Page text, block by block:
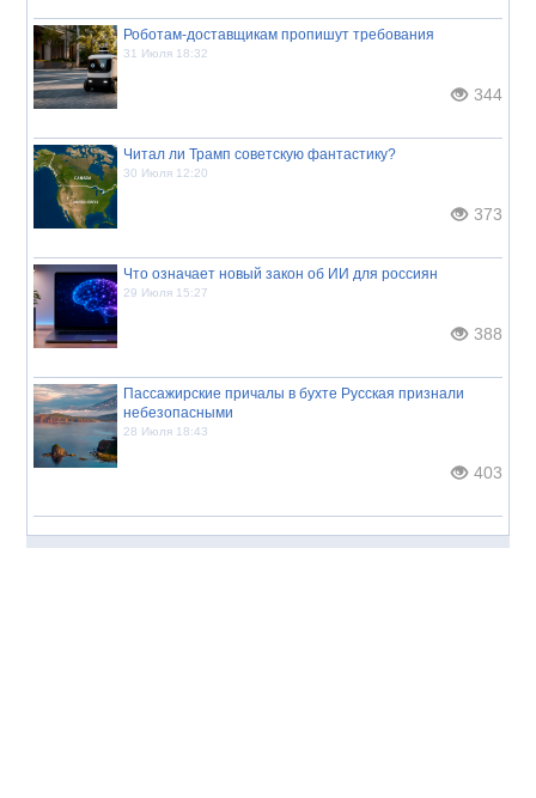
Роботам-доставщикам пропишут требования
31 Июля 18:32
344
Читал ли Трамп советскую фантастику?
30 Июля 12:20
373
Что означает новый закон об ИИ для россиян
29 Июля 15:27
388
Пассажирские причалы в бухте Русская признали
небезопасными
28 Июля 18:43
403